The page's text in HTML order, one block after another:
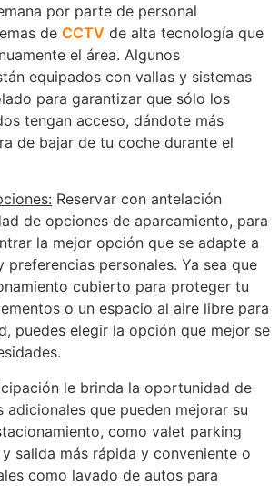
por parte de personal
de CCTV de alta tecnología que
el área. Algunos
equipados con vallas y sistemas
para garantizar que sólo los
tengan acceso, dándote más
de bajar de tu coche durante el
Reservar con antelación
de opciones de aparcamiento, para
la mejor opción que se adapte a
preferencias personales. Ya sea que
cubierto para proteger tu
o un espacio al aire libre para
puedes elegir la opción que mejor se
le brinda la oportunidad de
adicionales que pueden mejorar su
como valet parking
salida más rápida y conveniente o
como lavado de autos para